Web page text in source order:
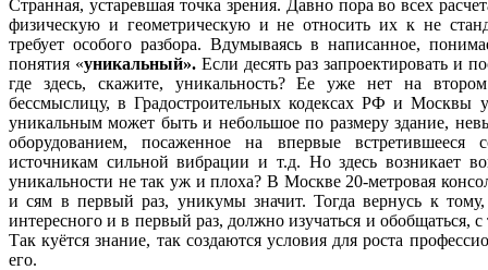
Странная, устаревшая точка зрения. Давно пора во всех
физическую и геометрическую и не относить их к не
требует особого разбора. Вдумываясь в написанное,
понятия «уникальный».Если десять раз запроектировать и
где здесь, скажите, уникальность? Ее уже нет на
бессмыслицу, в Градостроительных кодексах РФ и Москвы
уникальным может быть и небольшое по размеру здание,
оборудованием, посаженное на впервые встретившееся
источникам сильной вибрации и т.д. Но здесь возникает
уникальности не так уж и плоха? В Москве 20-метровая
и сям в первый раз, уникумы значит. Тогда вернусь к
интересного и в первый раз, должно изучаться и
Так куётся знание, так создаются условия для роста
его.